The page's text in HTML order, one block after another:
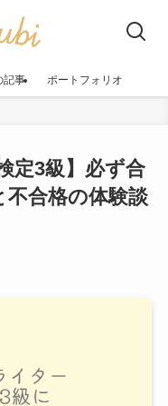
記事 ポートフォリオ
定3級】必ず合
合格の体験談